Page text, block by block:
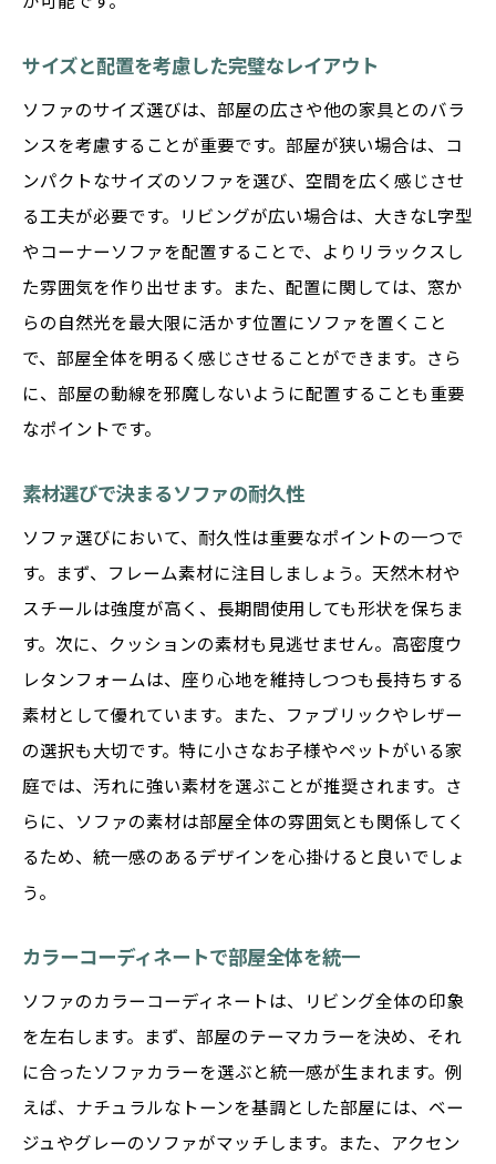
アクセントカラーで遊び心をプラス
季節に合わせた素材の選び方
色と素材の組み合わせで個性を演出
モジュラーソファで自由自在な空間作り
モジュラーソファの基本的な配置アイデア
組み合わせ次第で広がる多様なスタイル
家族やゲストに合わせたレイアウト変更
季節やイベントに応じた配置替えのテクニ
ック
モジュラーソファにぴったりのアクセサリ
狭い空間でも活躍するモジュラーソファの
デザイン性と機能性を兼ね備えた最新ソファト
最新デザインソファの特徴と魅力
多機能ソファで日常をもっと豊かに
環境に優しい素材を使用したトレンド
最新技術を搭載したソファの進化
トレンドカラーを取り入れた洗練されたデ
ザイン
新作ソファで作る個性的なリビングルーム
高級感を演出するための色の選び方
高品質な素材がもたらすエレガンス
光沢のある素材でモダンな印象を
重厚感のある色合いで落ち着いた空間に
アートなデザインソファで個性を引き出す
色と素材で感じる視覚的な贅沢さ
サイズと配置を考慮した完璧なレイアウト
ソファのサイズ選びは、部屋の広さや他の家具とのバラ
ンスを考慮することが重要です。部屋が狭い場合は、コ
ンパクトなサイズのソファを選び、空間を広く感じさせ
る工夫が必要です。リビングが広い場合は、大きなL字型
やコーナーソファを配置することで、よりリラックスし
た雰囲気を作り出せます。また、配置に関しては、窓か
らの自然光を最大限に活かす位置にソファを置くこと
で、部屋全体を明るく感じさせることができます。さら
に、部屋の動線を邪魔しないように配置することも重要
なポイントです。
素材選びで決まるソファの耐久性
ソファ選びにおいて、耐久性は重要なポイントの一つで
す。まず、フレーム素材に注目しましょう。天然木材や
スチールは強度が高く、長期間使用しても形状を保ちま
す。次に、クッションの素材も見逃せません。高密度ウ
レタンフォームは、座り心地を維持しつつも長持ちする
素材として優れています。また、ファブリックやレザー
の選択も大切です。特に小さなお子様やペットがいる家
庭では、汚れに強い素材を選ぶことが推奨されます。さ
らに、ソファの素材は部屋全体の雰囲気とも関係してく
るため、統一感のあるデザインを心掛けると良いでしょ
う。
カラーコーディネートで部屋全体を統一
ソファのカラーコーディネートは、リビング全体の印象
を左右します。まず、部屋のテーマカラーを決め、それ
に合ったソファカラーを選ぶと統一感が生まれます。例
えば、ナチュラルなトーンを基調とした部屋には、ベー
ジュやグレーのソファがマッチします。また、アクセン